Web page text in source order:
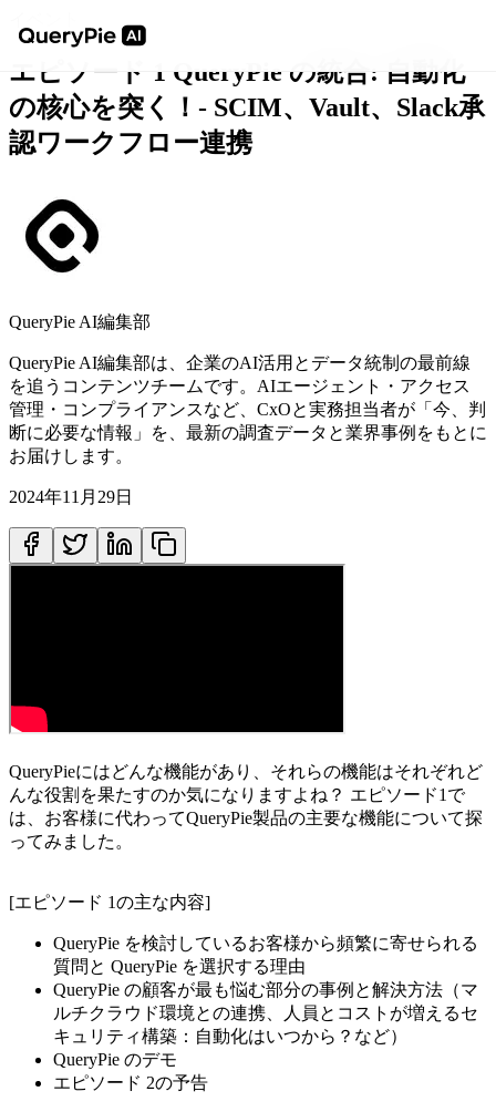
エピソード 1 QueryPie の統合: 自動化
の核心を突く！- SCIM、Vault、Slack承
認ワークフロー連携
QueryPie AI編集部
QueryPie AI編集部は、企業のAI活用とデータ統制の最前線
を追うコンテンツチームです。AIエージェント・アクセス
管理・コンプライアンスなど、CxOと実務担当者が「今、判
断に必要な情報」を、最新の調査データと業界事例をもとに
お届けします。
2024年11月29日
QueryPieにはどんな機能があり、それらの機能はそれぞれど
んな役割を果たすのか気になりますよね？ エピソード1で
は、お客様に代わってQueryPie製品の主要な機能について探
ってみました。
[エピソード 1の主な内容]
QueryPie を検討しているお客様から頻繁に寄せられる
質問と QueryPie を選択する理由
QueryPie の顧客が最も悩む部分の事例と解決方法（マ
ルチクラウド環境との連携、人員とコストが増えるセ
キュリティ構築：自動化はいつから？など）
QueryPie のデモ
エピソード 2の予告